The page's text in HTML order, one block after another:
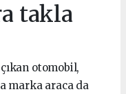
takla
otomobil,
marka araca da